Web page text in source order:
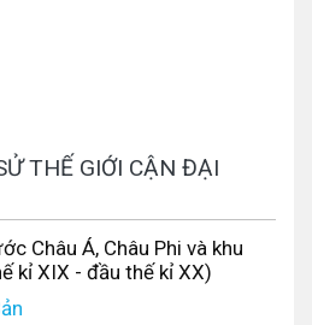
THẾ GIỚI CẬN ĐẠI
Châu Á, Châu Phi và khu
kỉ XIX - đầu thế kỉ XX)